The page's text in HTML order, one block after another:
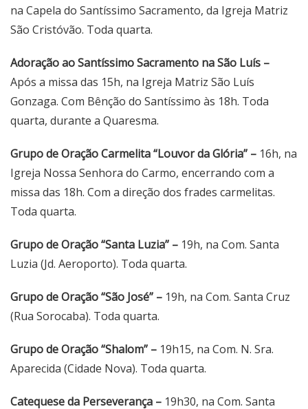
na Capela do Santíssimo Sacramento, da Igreja Matriz
São Cristóvão. Toda quarta.
Adoração ao Santíssimo Sacramento na São Luís –
Após a missa das 15h, na Igreja Matriz São Luís
Gonzaga. Com Bênção do Santíssimo às 18h. Toda
quarta, durante a Quaresma.
Grupo de Oração Carmelita “Louvor da Glória” – 16h, na
Igreja Nossa Senhora do Carmo, encerrando com a
missa das 18h. Com a direção dos frades carmelitas.
Toda quarta.
Grupo de Oração “Santa Luzia” – 19h, na Com. Santa
Luzia (Jd. Aeroporto). Toda quarta.
Grupo de Oração “São José” – 19h, na Com. Santa Cruz
(Rua Sorocaba). Toda quarta.
Grupo de Oração “Shalom” – 19h15, na Com. N. Sra.
Aparecida (Cidade Nova). Toda quarta.
Catequese da Perseverança – 19h30, na Com. Santa